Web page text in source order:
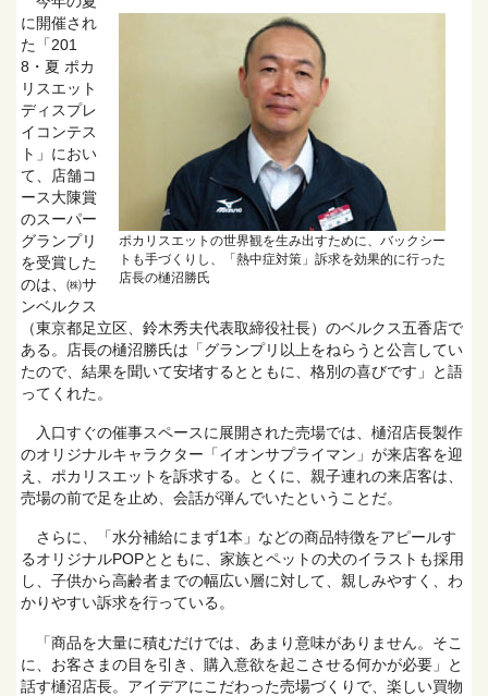
ポカリスエットの世界観を生み出すために、バックシー
トも手づくりし、「熱中症対策」訴求を効果的に行った
店長の樋沼勝氏
に開催され
た「201
8・夏 ポカ
リスエット
ディスプレ
イコンテス
ト」におい
て、店舗コ
ース大陳賞
のスーパー
グランプリ
を受賞した
のは、㈱サ
ンベルクス
（東京都足立区、鈴木秀夫代表取締役社長）のベルクス五香店で
ある。店長の樋沼勝氏は「グランプリ以上をねらうと公言してい
たので、結果を聞いて安堵するとともに、格別の喜びです」と語
ってくれた。
入口すぐの催事スペースに展開された売場では、樋沼店長製作
のオリジナルキャラクター「イオンサプライマン」が来店客を迎
え、ポカリスエットを訴求する。とくに、親子連れの来店客は、
売場の前で足を止め、会話が弾んでいたということだ。
さらに、「水分補給にまず1本」などの商品特徴をアピールす
るオリジナルPOPとともに、家族とペットの犬のイラストも採用
し、子供から高齢者までの幅広い層に対して、親しみやすく、わ
かりやすい訴求を行っている。
「商品を大量に積むだけでは、あまり意味がありません。そこ
に、お客さまの目を引き、購入意欲を起こさせる何かが必要」と
話す樋沼店長。アイデアにこだわった売場づくりで、楽しい買物